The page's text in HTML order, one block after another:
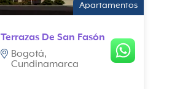
Apartamentos
Terrazas De San Fasón
Bogotá,
Cundinamarca